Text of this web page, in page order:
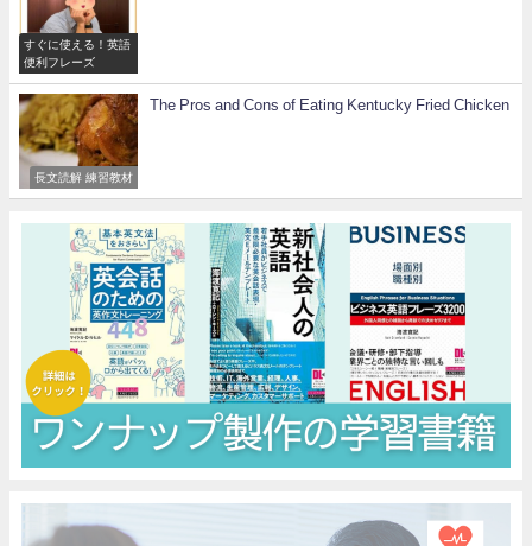
すぐに使える！英語
便利フレーズ
長文読解 練習教材
The Pros and Cons of Eating Kentucky Fried Chicken